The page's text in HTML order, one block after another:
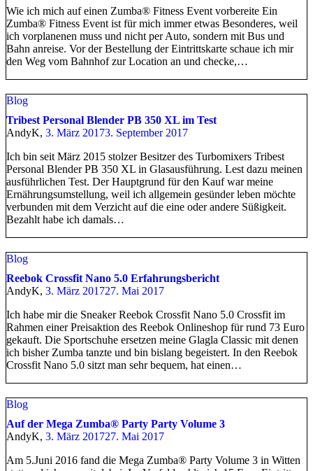
Wie ich mich auf einen Zumba® Fitness Event vorbereite Ein
Zumba® Fitness Event ist für mich immer etwas Besonderes, weil
ich vorplanenen muss und nicht per Auto, sondern mit Bus und
Bahn anreise. Vor der Bestellung der Eintrittskarte schaue ich mir
den Weg vom Bahnhof zur Location an und checke,…
Blog
Tribest Personal Blender PB 350 XL im Test
AndyK, 3. März 20173. September 2017
Ich bin seit März 2015 stolzer Besitzer des Turbomixers Tribest
Personal Blender PB 350 XL in Glasausführung. Lest dazu meinen
ausführlichen Test. Der Hauptgrund für den Kauf war meine
Ernährungsumstellung, weil ich allgemein gesünder leben möchte
verbunden mit dem Verzicht auf die eine oder andere Süßigkeit.
Bezahlt habe ich damals…
Blog
Reebok Crossfit Nano 5.0 Erfahrungsbericht
AndyK, 3. März 201727. Mai 2017
Ich habe mir die Sneaker Reebok Crossfit Nano 5.0 Crossfit im
Rahmen einer Preisaktion des Reebok Onlineshop für rund 73 Euro
gekauft. Die Sportschuhe ersetzen meine Glagla Classic mit denen
ich bisher Zumba tanzte und bin bislang begeistert. In den Reebok
Crossfit Nano 5.0 sitzt man sehr bequem, hat einen…
Blog
Auf der Mega Zumba® Party Party Volume 3
AndyK, 3. März 201727. Mai 2017
Am 5.Juni 2016 fand die Mega Zumba® Party Volume 3 in Witten